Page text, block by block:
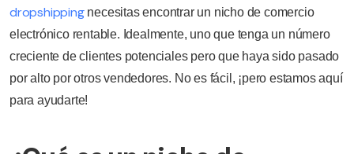
dropshippingnecesitas encontrar un nicho de comercio
electrónico rentable. Idealmente, uno que tenga un número
creciente de clientes potenciales pero que haya sido pasado
por alto por otros vendedores. No es fácil, ¡pero estamos aquí
para ayudarte!